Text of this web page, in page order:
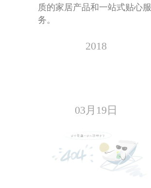
质的家居产品和一站式贴心服
务。
2018
03月19日